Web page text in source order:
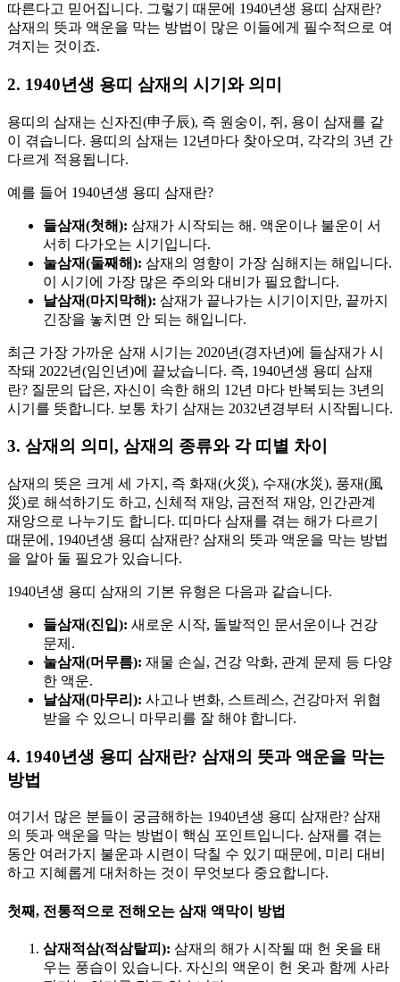
따른다고 믿어집니다. 그렇기 때문에 1940년생 용띠 삼재란?
삼재의 뜻과 액운을 막는 방법이 많은 이들에게 필수적으로 여
겨지는 것이죠.
2. 1940년생 용띠 삼재의 시기와 의미
용띠의 삼재는 신자진(申子辰), 즉 원숭이, 쥐, 용이 삼재를 같
이 겪습니다. 용띠의 삼재는 12년마다 찾아오며, 각각의 3년 간
다르게 적용됩니다.
예를 들어 1940년생 용띠 삼재란?
들삼재(첫해): 삼재가 시작되는 해. 액운이나 불운이 서
서히 다가오는 시기입니다.
눌삼재(둘째해): 삼재의 영향이 가장 심해지는 해입니다.
이 시기에 가장 많은 주의와 대비가 필요합니다.
날삼재(마지막해): 삼재가 끝나가는 시기이지만, 끝까지
긴장을 놓치면 안 되는 해입니다.
최근 가장 가까운 삼재 시기는 2020년(경자년)에 들삼재가 시
작돼 2022년(임인년)에 끝났습니다. 즉, 1940년생 용띠 삼재
란? 질문의 답은, 자신이 속한 해의 12년 마다 반복되는 3년의
시기를 뜻합니다. 보통 차기 삼재는 2032년경부터 시작됩니다.
3. 삼재의 의미, 삼재의 종류와 각 띠별 차이
삼재의 뜻은 크게 세 가지, 즉 화재(火災), 수재(水災), 풍재(風
災)로 해석하기도 하고, 신체적 재앙, 금전적 재앙, 인간관계
재앙으로 나누기도 합니다. 띠마다 삼재를 겪는 해가 다르기
때문에, 1940년생 용띠 삼재란? 삼재의 뜻과 액운을 막는 방법
을 알아 둘 필요가 있습니다.
1940년생 용띠 삼재의 기본 유형은 다음과 같습니다.
들삼재(진입): 새로운 시작, 돌발적인 문서운이나 건강
문제.
눌삼재(머무름): 재물 손실, 건강 악화, 관계 문제 등 다양
한 액운.
날삼재(마무리): 사고나 변화, 스트레스, 건강마저 위협
받을 수 있으니 마무리를 잘 해야 합니다.
4. 1940년생 용띠 삼재란? 삼재의 뜻과 액운을 막는
방법
여기서 많은 분들이 궁금해하는 1940년생 용띠 삼재란? 삼재
의 뜻과 액운을 막는 방법이 핵심 포인트입니다. 삼재를 겪는
동안 여러가지 불운과 시련이 닥칠 수 있기 때문에, 미리 대비
하고 지혜롭게 대처하는 것이 무엇보다 중요합니다.
첫째, 전통적으로 전해오는 삼재 액막이 방법
삼재적삼(적삼탈피): 삼재의 해가 시작될 때 헌 옷을 태
우는 풍습이 있습니다. 자신의 액운이 헌 옷과 함께 사라